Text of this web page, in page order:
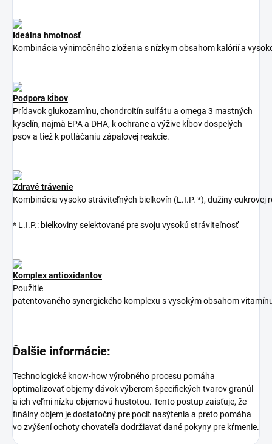
Ideálna hmotnosť
Kombinácia výnimočnéhozloženia s nízkymobsahom kalóriía
Podpora kĺbov
Prídavok glukozamínu, chondroitín sulfátu a omega 3 mastných
kyselín, najmä EPA a DHA, k ochrane a výžive kĺbov dospelých
psov a tiež k potláčaniu zápalovej reakcie.
Zdravé trávenie
Kombinácia vysokostráviteľných bielkovín (L.I.P. *), dužinycukrovej
* L.I.P.: bielkoviny selektované pre svoju vysokú stráviteľnosť
Komplex antioxidantov
Použitie
patentovanéhosynergického komplexu svysokýmobsahom
Ďalšie informácie:
Technologické know-how výrobného procesu pomáha
optimalizovať objemy dávok výberom špecifických tvarov granúl
a ich veľmi nízku objemovú hustotou. Tento postup zaisťuje, že
finálny objem je dostatočný pre pocit nasýtenia a preto pomáha
vo zvýšení ochoty chovateľa dodržiavať dané pokyny pre kŕmenie.